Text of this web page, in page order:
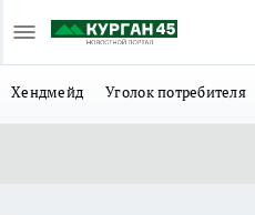
Хендмейд Уголок потребителя